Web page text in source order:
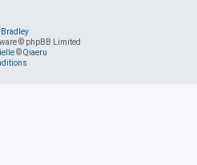
Bradley
© phpBB Limited
©Qiaeru